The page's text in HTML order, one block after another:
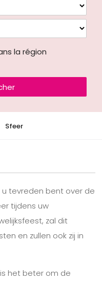
la région
Sfeer
u tevreden bent over de
tijdens uw
zal dit
en zullen ook zij in
het beter om de